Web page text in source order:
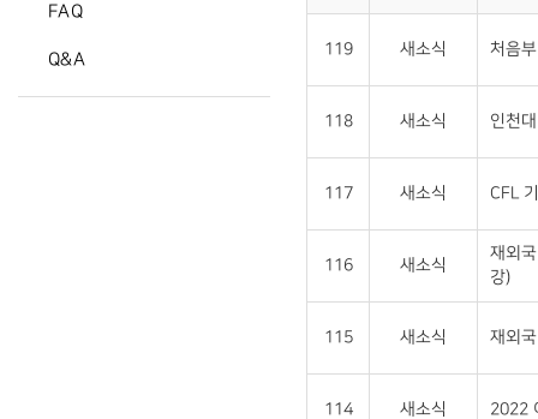
FAQ
Q&A
119 새소식 처음
118 새소식 인천
117 새소식 CFL
116 새소식
재외
강)
115 새소식 재외
114 새소식 2022